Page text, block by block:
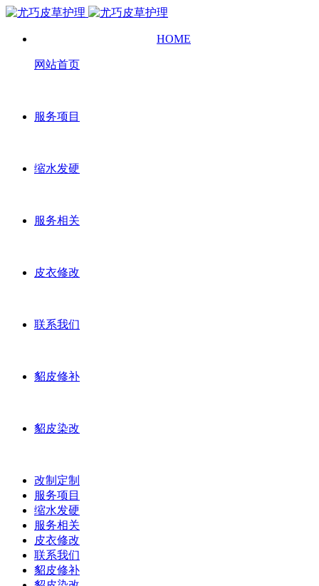
HOME
网站首页
服务项目
缩水发硬
服务相关
皮衣修改
联系我们
貂皮修补
貂皮染改
改制定制
服务项目
缩水发硬
服务相关
皮衣修改
联系我们
貂皮修补